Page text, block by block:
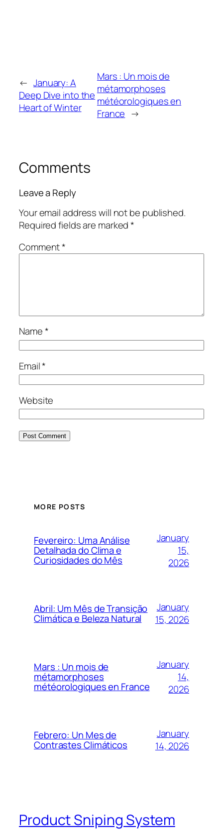
← January: A
Deep Dive into the
Heart of Winter
Mars : Un mois de
métamorphoses
météorologiques en
France →
Comments
Leave a Reply
Your email address will not be published.
Required fields are marked*
Comment*
Name*
Email*
Website
MORE POSTS
Fevereiro: Uma Análise
Detalhada do Clima e
Curiosidades do Mês
January
15,
2026
Abril: Um Mês de Transição
Climática e Beleza Natural
January
15, 2026
Mars : Un mois de
métamorphoses
météorologiques en France
January
14,
2026
Febrero: Un Mes de
Contrastes Climáticos
January
14, 2026
Product Sniping System